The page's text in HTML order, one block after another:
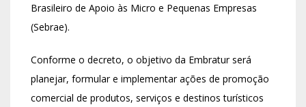
Brasileiro de Apoio às Micro e Pequenas Empresas
(Sebrae).
Conforme o decreto, o objetivo da Embratur será
planejar, formular e implementar ações de promoção
comercial de produtos, serviços e destinos turísticos